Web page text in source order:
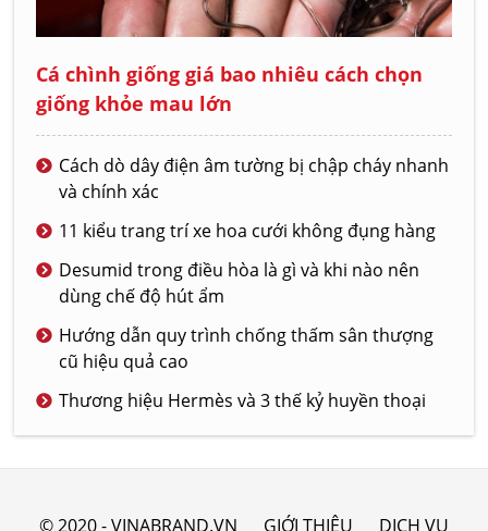
Cá chình giống giá bao nhiêu cách chọn
giống khỏe mau lớn
Cách dò dây điện âm tường bị chập cháy nhanh
và chính xác
11 kiểu trang trí xe hoa cưới không đụng hàng
Desumid trong điều hòa là gì và khi nào nên
dùng chế độ hút ẩm
Hướng dẫn quy trình chống thấm sân thượng
cũ hiệu quả cao
Thương hiệu Hermès và 3 thế kỷ huyền thoại
© 2020 - VINABRAND.VN GIỚI THIỆU DỊCH VỤ